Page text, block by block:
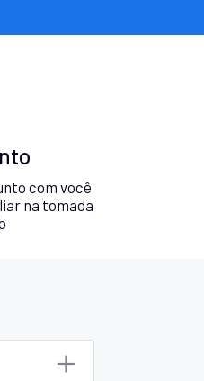
com você
na tomada